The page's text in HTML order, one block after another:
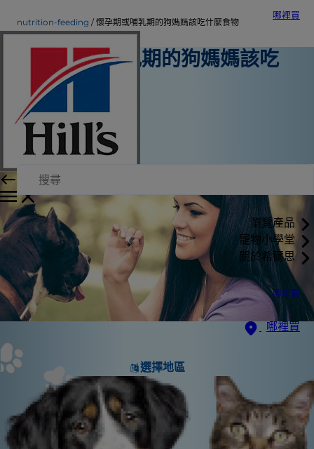
哪裡買
瀏覽產品
寵物小學堂
關於希爾思
哪裡買
哪裡買
選擇地區
nutrition-feeding 懷孕期或哺乳期的狗媽媽該吃什麼食物
懷孕期或哺乳期的狗媽媽該吃
什麼食物
營養與餵食
希爾思內部作者
2016年3月15日